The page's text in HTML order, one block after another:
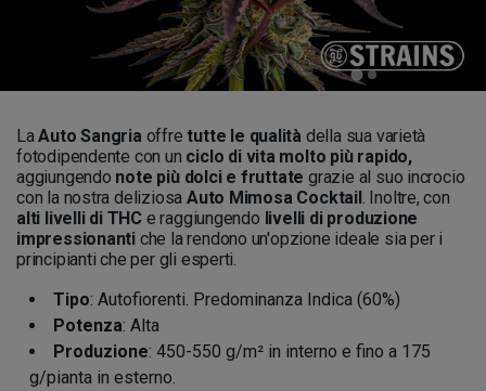
LaAuto Sangria offretutte le qualità della sua varietà
fotodipendente con un ciclo di vita molto più rapido,
aggiungendo note più dolci e fruttate grazie al suo incrocio
con la nostra deliziosa Auto Mimosa Cocktail. Inoltre, con
alti livelli di THC e raggiungendo livelli di produzione
impressionanti che la rendono un'opzione ideale sia per i
principianti che per gli esperti.
Tipo: Autofiorenti. Predominanza Indica (60%)
Potenza: Alta
Produzione: 450-550 g/m² in interno e fino a 175
g/pianta in esterno.